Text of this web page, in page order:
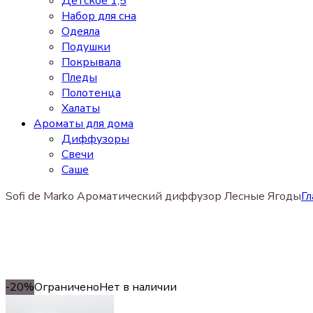
Набор для сна
Одеяла
Подушки
Покрывала
Пледы
Полотенца
Халаты
Ароматы для дома
Диффузоры
Свечи
Cаше
Sofi de Marko Ароматический диффузор Лесные Ягоды
-20%ОграниченоНет в наличии